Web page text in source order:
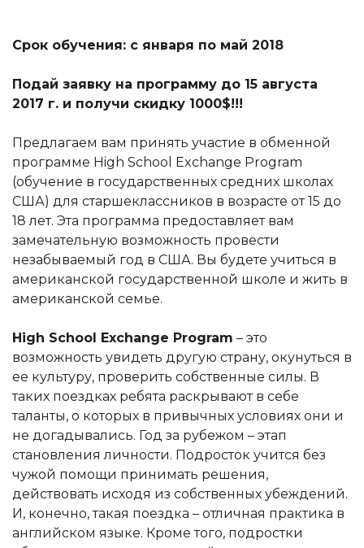
Срок обучения: с января по май 2018
Подай заявку на программу до 15 августа
2017 г. и получи скидку 1000$!!!
Предлагаем вам принять участие в обменной
программе High School Exchange Program
(обучение в государственных средних школах
США) для старшеклассников в возрасте от 15 до
18 лет. Эта программа предоставляет вам
замечательную возможность провести
незабываемый год в США. Вы будете учиться в
американской государственной школе и жить в
американской семье.
High School Exchange Program – это
возможность увидеть другую страну, окунуться в
ее культуру, проверить собственные силы. В
таких поездках ребята раскрывают в себе
таланты, о которых в привычных условиях они и
не догадывались. Год за рубежом – этап
становления личности. Подросток учится без
чужой помощи принимать решения,
действовать исходя из собственных убеждений.
И, конечно, такая поездка – отличная практика в
английском языке. Кроме того, подростки